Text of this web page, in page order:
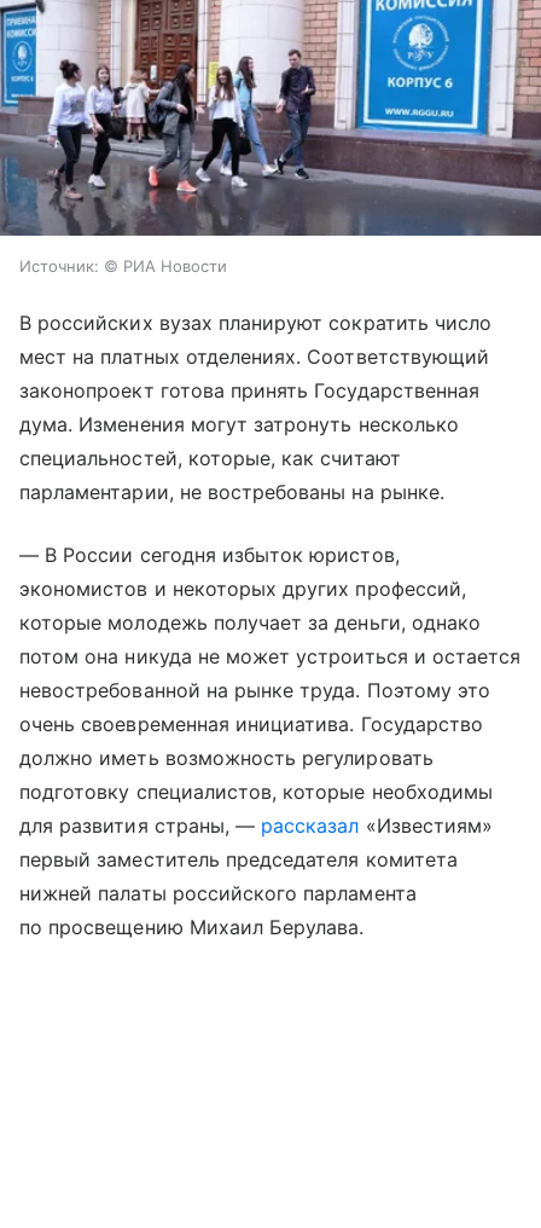
Источник: © РИА Новости
В российских вузах планируют сократить число
мест на платных отделениях. Соответствующий
законопроект готова принять Государственная
дума. Изменения могут затронуть несколько
специальностей, которые, как считают
парламентарии, не востребованы на рынке.
— В России сегодня избыток юристов,
экономистов и некоторых других профессий,
которые молодежь получает за деньги, однако
потом она никуда не может устроиться и остается
невостребованной на рынке труда. Поэтому это
очень своевременная инициатива. Государство
должно иметь возможность регулировать
подготовку специалистов, которые необходимы
для развития страны, — рассказал «Известиям»
первый заместитель председателя комитета
нижней палаты российского парламента
по просвещению Михаил Берулава.